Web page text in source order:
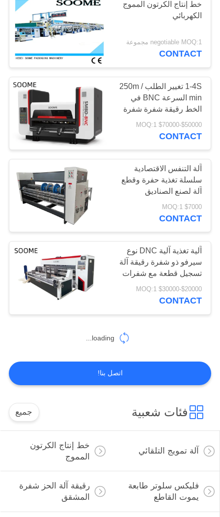
خط إنتاج الكرتون المموج
الكهربائي
negotiable MOQ:1 مجموعة
CONTACT
1-4S تغيير الطلب 250m /
min السرعة BNC في
الخط رقيقة شفرة شفرة
آلة النقطة مع تصميم
Mutil-المسمار
$50000-$70000 MOQ:1
CONTACT
آلة التنفس الاقتصادية
سلسلة تغذية حفرة وقطع
آلة لصنع الصناديق
$7000 MOQ:1
CONTACT
آلية تغذية آلية DNC نوع
سيرفو ذو شفرة رقيقة آلة
تسجيل قطعة مع شفرات
الرفع النيوماتيكية
والسجلات
$20000-$30000 MOQ:1
CONTACT
loading...
اتصل بنا!
فئات شعبية جميع
آلة تمويج التلقائي
خط إنتاج الكرتون
المموج
فليكس سلوتر طابعة
يموت القاطع
رقيقة آلة الحز شفرة
المشقق